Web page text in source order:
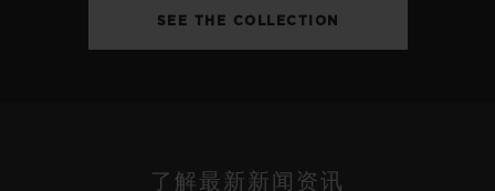
SEE THE COLLECTION
了解最新新闻资讯